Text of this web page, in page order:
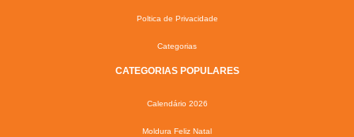
Poltica de Privacidade
Categorias
CATEGORIAS POPULARES
Calendário 2026
Moldura Feliz Natal